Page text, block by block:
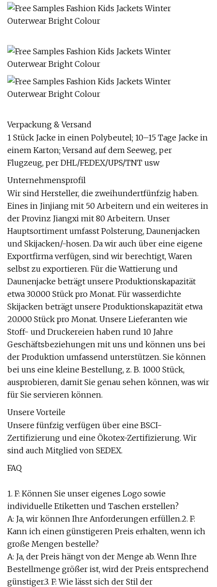
Verpackung & Versand
1 Stück Jacke in einen Polybeutel; 10–15 Tage Jacke in
einem Karton; Versand auf dem Seeweg, per
Flugzeug, per DHL/FEDEX/UPS/TNT usw
Unternehmensprofil
Wir sind Hersteller, die zweihundertfünfzig haben.
Eines in Jinjiang mit 50 Arbeitern und ein weiteres in
der Provinz Jiangxi mit 80 Arbeitern. Unser
Hauptsortiment umfasst Polsterung, Daunenjacken
und Skijacken/-hosen. Da wir auch über eine eigene
Exportfirma verfügen, sind wir berechtigt, Waren
selbst zu exportieren. Für die Wattierung und
Daunenjacke beträgt unsere Produktionskapazität
etwa 30.000 Stück pro Monat. Für wasserdichte
Skijacken beträgt unsere Produktionskapazität etwa
20.000 Stück pro Monat. Unsere Lieferanten wie
Stoff- und Druckereien haben rund 10 Jahre
Geschäftsbeziehungen mit uns und können uns bei
der Produktion umfassend unterstützen. Sie können
bei uns eine kleine Bestellung, z. B. 1000 Stück,
ausprobieren, damit Sie genau sehen können, was wir
für Sie servieren können.
Unsere Vorteile
Unsere fünfzig verfügen über eine BSCI-
Zertifizierung und eine Ökotex-Zertifizierung. Wir
sind auch Mitglied von SEDEX.
FAQ
1. F: Können Sie unser eigenes Logo sowie
individuelle Etiketten und Taschen erstellen?
A: Ja, wir können Ihre Anforderungen erfüllen.2. F:
Kann ich einen günstigeren Preis erhalten, wenn ich
große Mengen bestelle?
A: Ja, der Preis hängt von der Menge ab. Wenn Ihre
Bestellmenge größer ist, wird der Preis entsprechend
günstiger.3. F: Wie lässt sich der Stil der